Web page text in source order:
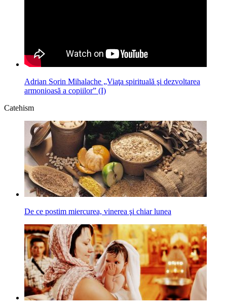
Adrian Sorin Mihalache „Viaţa spirituală şi dezvoltarea
armonioasă a copiilor” (I)
Catehism
De ce postim miercurea, vinerea şi chiar lunea